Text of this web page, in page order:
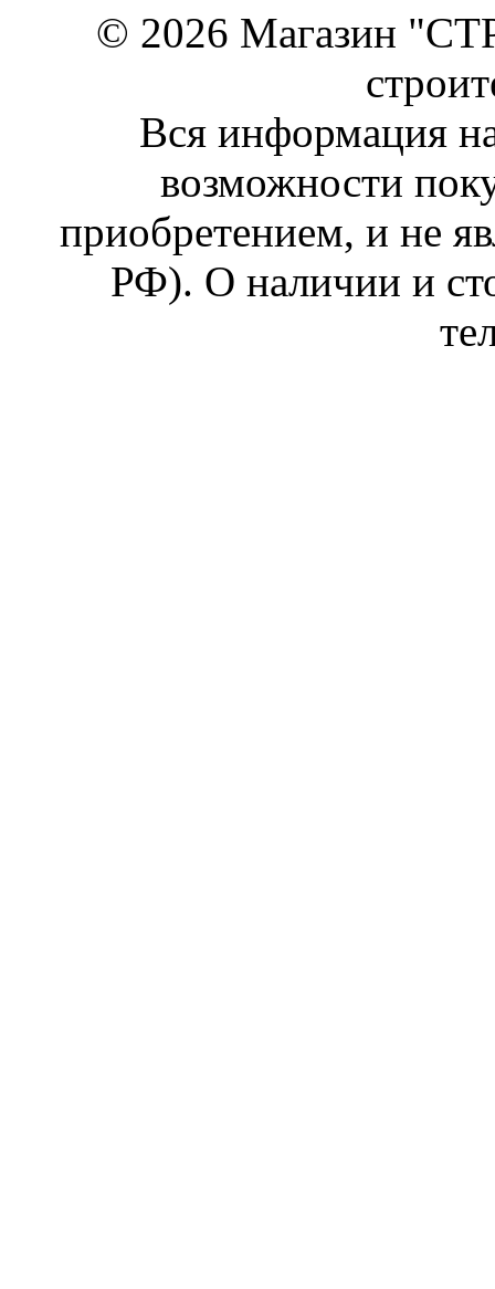
© 2026 Магазин
Вся информация
возможности
приобретением, и не
РФ). О наличии и